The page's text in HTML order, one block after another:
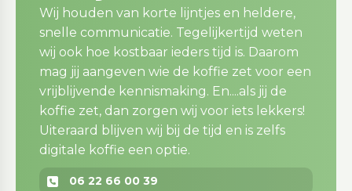
Wij houden van korte lijntjes en heldere,
snelle communicatie. Tegelijkertijd weten
wij ook hoe kostbaar ieders tijd is. Daarom
mag jij aangeven wie de koffie zet voor een
vrijblijvende kennismaking. En....als jij de
koffie zet, dan zorgen wij voor iets lekkers!
Uiteraard blijven wij bij de tijd en is zelfs
digitale koffie een optie.
06 22 66 00 39